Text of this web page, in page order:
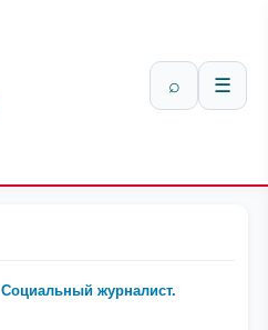
⌕ ☰
Социальный журналист.